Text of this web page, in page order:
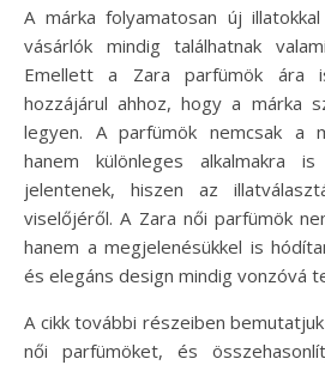
A márka folyamatosan új
vásárlók mindig találhatnak
Emellett a Zara parfümök ára
hozzájárul ahhoz, hogy a márka
legyen. A parfümök nemcsak a
hanem különleges alkalmakra
jelentenek, hiszen az
viselőjéről. A Zara női parfümök
hanem a megjelenésükkel is
és elegáns design mindig vonzóvá
A cikk további részeiben
női parfümöket, és